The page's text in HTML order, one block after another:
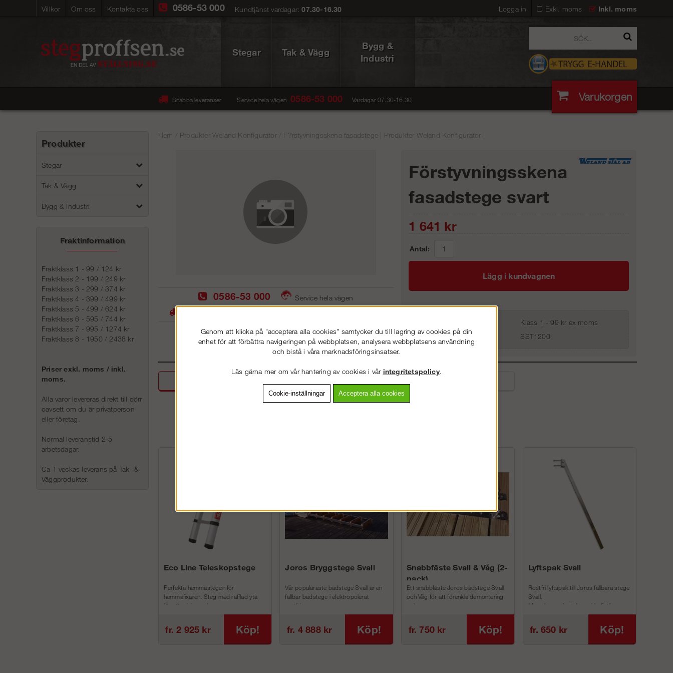
Villkor Om oss Kontakta oss Exkl. moms Inkl. moms
0586-53 000 Kundtjänst vardagar:07.30-16.30 Logga in
Stegar Tak & Vägg
Bygg &
Industri
Snabba leveranser Service hela vägen 0586-53 000 Vardagar 07.30-16.30 Varukorgen
Produkter
Stegar
Tak & Vägg
Bygg & Industri
Fraktinformation
Fraktklass 1 - 99 / 124 kr
Fraktklass 2 - 199 / 249 kr
Fraktklass 3 - 299 / 374 kr
Fraktklass 4 - 399 / 499 kr
Fraktklass 5 - 499 / 624 kr
Fraktklass 6 - 595 / 744 kr
Fraktklass 7 - 995 / 1274 kr
Fraktklass 8 - 1950 / 2438 kr
Priser exkl. moms / inkl.
moms.
Alla varor levereras direkt till dörr
oavsett om du är privatperson
eller företag.
Normal leveranstid 2-5
arbetsdagar.
Ca 1 veckas leverans på Tak- &
Väggprodukter.
Hem Produkter Weland Konfigurator/ F?rstyvningsskena fasadstege | Produkter Weland Konfigurator |
0586-53 000
Service hela vägen
Förstyvningsskena
fasadstege svart
1 641 kr
Antal:
Lägg i kundvagnen
Klass 1 - 99 kr ex moms
Artnr:
SST1200
Detaljerad info
Eco Line Teleskopstege
Perfekta hemmastegen för
hemmafixaren. Steg med räfflad yta
för att minimera h...
fr. 2 925 kr Köp!
Joros Bryggstege Svall
Vår populäraste badstege Svall är en
fällbar badstege i elektropolerat
rostfri...
fr. 4 888 kr Köp!
Snabbfäste Svall & Våg (2-
pack)
Ett snabbfäste Joros badstege Svall
och Våg för att förenkla demontering
och m...
fr. 750 kr Köp!
Lyftspak Svall
Rostfri lyftspak till Joros fällbara stege
Svall.
Man skruvar fast denna i befintliga
fr. 650 kr Köp!
Genom att klicka på "acceptera alla cookies" samtycker du till lagring av cookies på din
enhet för att förbättra navigeringen på webbplatsen, analysera webbplatsens användning
och bistå i våra marknadsföringsinsatser.
Läs gärna mer om vår hantering av cookies i vår integritetspolicy.
Cookie-inställningar Acceptera alla cookies
VÄLKOMMEN TILL STEGPROFFSEN.SE